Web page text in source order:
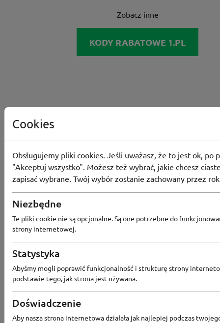
Zobacz inne
KODY RABATOWE 1.PL
Popularne sklepy
RTV EURO AGD MODIVO HEBE
Cookies
Obsługujemy pliki cookies. Jeśli uważasz, że to jest ok, po
"Akceptuj wszystko". Możesz też wybrać, jakie chcesz
zapisać wybrane. Twój wybór zostanie zachowany przez
Niezbędne
Te pliki cookie nie są opcjonalne. Są one potrzebne do
strony internetowej.
Statystyka
Abyśmy mogli poprawić funkcjonalność i strukturę strony
podstawie tego, jak strona jest używana.
Doświadczenie
Aby nasza strona internetowa działała jak najlepiej podczas